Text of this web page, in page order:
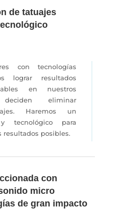
de tatuajes
con tecnologías
lograr resultados
en nuestros
eliminar
Haremos un
tecnológico para
resultados posibles.
con
micro
de gran impacto